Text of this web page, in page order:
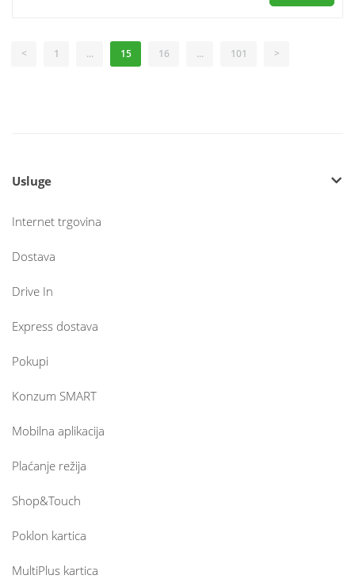
< 1 ... 15 16 ... 101 >
Usluge
Internet trgovina
Dostava
Drive In
Express dostava
Pokupi
Konzum SMART
Mobilna aplikacija
Plaćanje režija
Shop&Touch
Poklon kartica
MultiPlus kartica